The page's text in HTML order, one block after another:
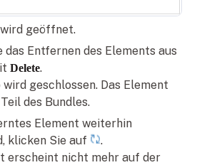
geöffnet.
das Entfernen des Elements aus
Delete.
geschlossen. Das Element
des Bundles.
Element weiterhin
klicken Sie auf
.
erscheint nicht mehr auf der